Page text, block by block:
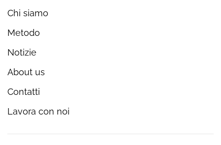
Chi siamo
Metodo
Notizie
About us
Contatti
Lavora con noi